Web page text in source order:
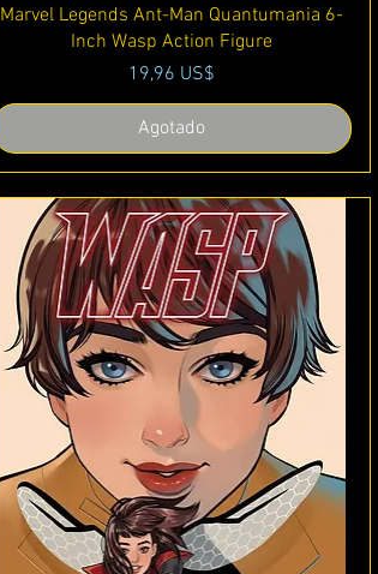
Vista rápida
Marvel Legends Ant-Man Quantumania 6-
Inch Wasp Action Figure
Precio
19,96 US$
Agotado